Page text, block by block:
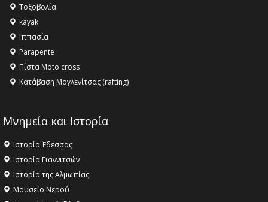
ανθρωπότητα
16:18 -
ΣΤΗΝ ΕΔΕΣΣΑ
Τοξοβολία
kayak
Ιππασία
Parapente
Πίστα Moto cross
Κατάβαση Μογλενίτσας (rafting)
Μνημεία και Ιστορία
Ιστορία Έδεσσας
Ιστορία Γιαννιτσών
Ιστορία της Αλμωπίας
Μουσείο Νερού